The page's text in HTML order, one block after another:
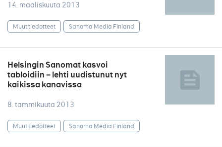
14. maaliskuuta 2013
Muut tiedotteet Sanoma Media Finland
Helsingin Sanomat kasvoi
tabloidiin – lehti uudistunut nyt
kaikissa kanavissa
8. tammikuuta 2013
Muut tiedotteet Sanoma Media Finland